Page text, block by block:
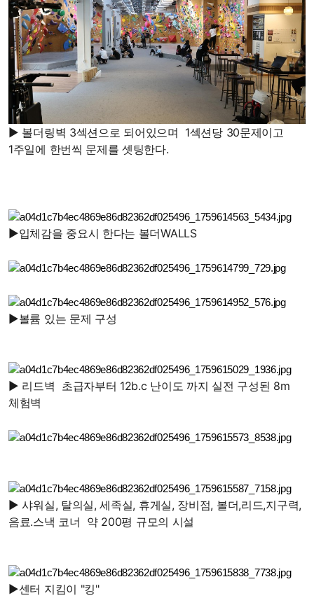
▶ 볼더링벽 3섹션으로 되어있으며 1섹션당 30문제이고
1주일에 한번씩 문제를 셋팅한다.
▶입체감을 중요시 한다는 볼더WALLS
▶볼륨 있는 문제 구성
▶ 리드벽 초급자부터 12b.c 난이도 까지 실전 구성된 8m
체험벽
▶ 샤워실, 탈의실, 세족실, 휴게실, 장비점, 볼더,리드,지구력,
음료.스낵 코너 약 200평 규모의 시설
▶센터 지킴이 "킹"